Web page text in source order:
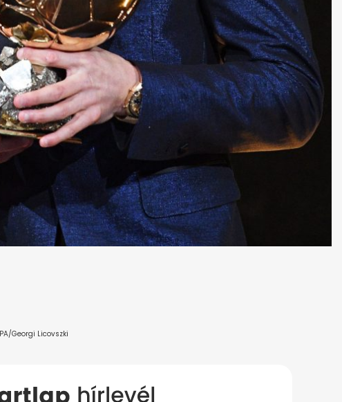
Georgi Licovszki